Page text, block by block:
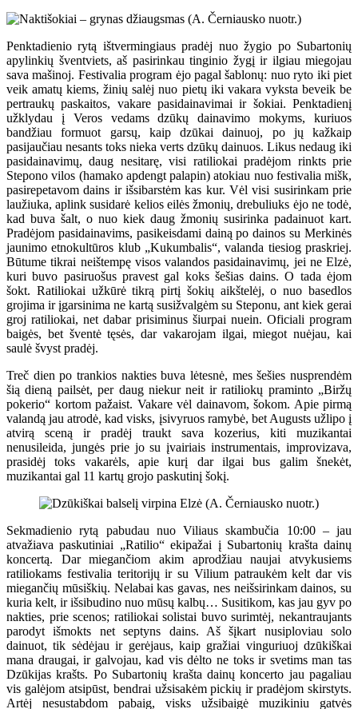
Penktadienio rytą ištvermingiaus pradėj nuo žygio po Subartonių
apylinkių šventviets, aš pasirinkau tinginio žygį ir ilgiau miegojau
sava mašinoj. Festivalia program ėjo pagal šablonų: nuo ryto iki piet
veik amatų kiems, žinių salėj nuo pietų iki vakara vyksta beveik be
pertraukų paskaitos, vakare pasidainavimai ir šokiai. Penktadienį
užklydau į Veros vedams dzūkų dainavimo mokyms, kuriuos
bandžiau formuot garsų, kaip dzūkai dainuoj, po jų kažkaip
pasijaučiau nesants toks nieka verts dzūkų dainuos. Likus nedaug iki
pasidainavimų, daug nesitarę, visi ratiliokai pradėjom rinkts prie
Stepono vilos (hamako apdengt palapin) atokiau nuo festivalia mišk,
pasirepetavom dains ir išsibarstėm kas kur. Vėl visi susirinkam prie
laužiuka, aplink susidarė kelios eilės žmonių, drebuliuks ėjo ne todė,
kad buva šalt, o nuo kiek daug žmonių susirinka padainuot kart.
Pradėjom pasidainavims, pasikeisdami dainą po dainos su Merkinės
jaunimo etnokultūros klub „Kukumbalis“, valanda tiesiog praskriej.
Būtume tikrai neištempę visos valandos pasidainavimų, jei ne Elzė,
kuri buvo pasiruošus pravest gal koks šešias dains. O tada ėjom
šokt. Ratiliokai užkūrė tikrą pirtį šokių aikštelėj, o nuo basedlos
grojima ir įgarsinima ne kartą susižvalgėm su Steponu, ant kiek gerai
groj ratiliokai, net dabar prisiminus šiurpai nuein. Oficiali program
baigės, bet šventė tęsės, dar vakarojam ilgai, miegot nuėjau, kai
saulė švyst pradėj.
Treč dien po trankios nakties buva lėtesnė, mes šešies nusprendėm
šią dieną pailsėt, per daug niekur neit ir ratiliokų praminto „Biržų
pokerio“ kortom pažaist. Vakare vėl dainavom, šokom. Apie pirmą
valandą jau atrodė, kad visks, įsivyruos ramybė, bet Augusts užlipo į
atvirą sceną ir pradėj traukt sava kozerius, kiti muzikantai
nenusileida, jungės prie jo su įvairiais instrumentais, improvizava,
prasidėj toks vakarėls, apie kurį dar ilgai bus galim šnekėt,
muzikantai gal 11 kartų grojo paskutinį šokį.
Sekmadienio rytą pabudau nuo Viliaus skambučia 10:00 – jau
atvažiava paskutiniai „Ratilio“ ekipažai į Subartonių krašta dainų
koncertą. Dar miegančiom akim aprodžiau naujai atvykusiems
ratiliokams festivalia teritorijų ir su Vilium patraukėm kelt dar vis
miegančių mūsiškių. Nelabai kas gavas, nes neišsirinkam dainos, su
kuria kelt, ir išsibudino nuo mūsų kalbų… Susitikom, kas jau gyv po
nakties, prie scenos; ratiliokai solistai buvo surimtėj, nekantraujants
parodyt išmokts net septyns dains. Aš šįkart nusiploviau solo
dainuot, tik sėdėjau ir gerėjaus, kaip gražiai vinguriuoj dzūkiškai
mana draugai, ir galvojau, kad vis dėlto ne toks ir svetims man tas
Dzūkijas krašts. Po Subartonių krašta dainų koncerto jau pagaliau
vis galėjom atsipūst, bendrai užsisakėm pickių ir pradėjom skirstyts.
Artėj nesustabdom pabaig, visks užsibaigė muzikiniu gatvės